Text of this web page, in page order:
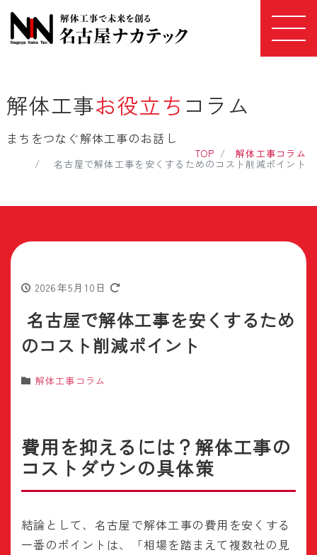
解体工事お役立ち コラム
まちをつなぐ解体工事のお話し
TOP 解体工事コラム
名古屋で解体工事を安くするためのコスト削減ポイント
2026年5月10日
名古屋で解体工事を安くするため
のコスト削減ポイント
解体工事コラム
費用を抑えるには？解体工事の
コストダウンの具体策
結論として、名古屋で解体工事の費用を安くする
一番のポイントは、「相場を踏まえて複数社の見